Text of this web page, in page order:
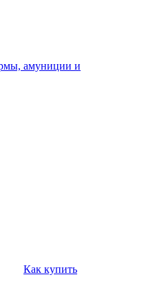
Как купить